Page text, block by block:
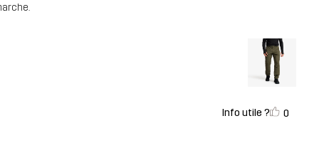
Info utile ? 0